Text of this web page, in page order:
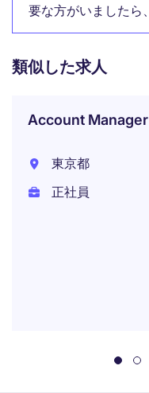
要な方がいましたら、
類似した求人
Account Manager
東京都
正社員